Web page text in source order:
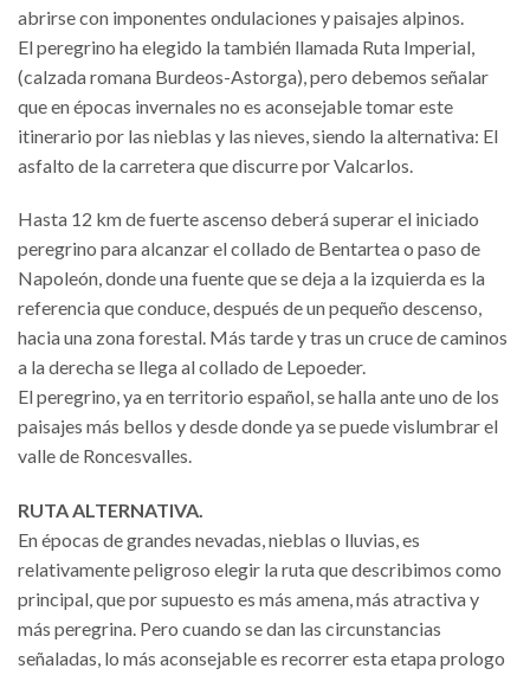
abrirse con imponentes ondulaciones y paisajes alpinos.
El peregrino ha elegido la también llamada Ruta Imperial,
(calzada romana Burdeos-Astorga), pero debemos señalar
que en épocas invernales no es aconsejable tomar este
itinerario por las nieblas y las nieves, siendo la alternativa: El
asfalto de la carretera que discurre por Valcarlos.
Hasta 12 km de fuerte ascenso deberá superar el iniciado
peregrino para alcanzar el collado de Bentartea o paso de
Napoleón, donde una fuente que se deja a la izquierda es la
referencia que conduce, después de un pequeño descenso,
hacia una zona forestal. Más tarde y tras un cruce de caminos
a la derecha se llega al collado de Lepoeder.
El peregrino, ya en territorio español, se halla ante uno de los
paisajes más bellos y desde donde ya se puede vislumbrar el
valle de Roncesvalles.
RUTA ALTERNATIVA.
En épocas de grandes nevadas, nieblas o lluvias, es
relativamente peligroso elegir la ruta que describimos como
principal, que por supuesto es más amena, más atractiva y
más peregrina. Pero cuando se dan las circunstancias
señaladas, lo más aconsejable es recorrer esta etapa prologo